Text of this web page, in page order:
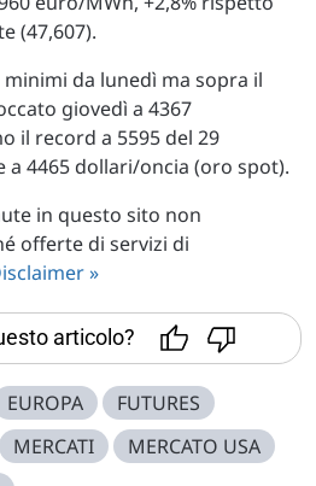
(47,607).
da lunedì ma sopra il
giovedì a 4367
il record a 5595 del 29
a 4465 dollari/oncia (oro spot).
in questo sito non
offerte di servizi di
»
articolo?
EUROPA
FUTURES
MERCATI
MERCATO USA